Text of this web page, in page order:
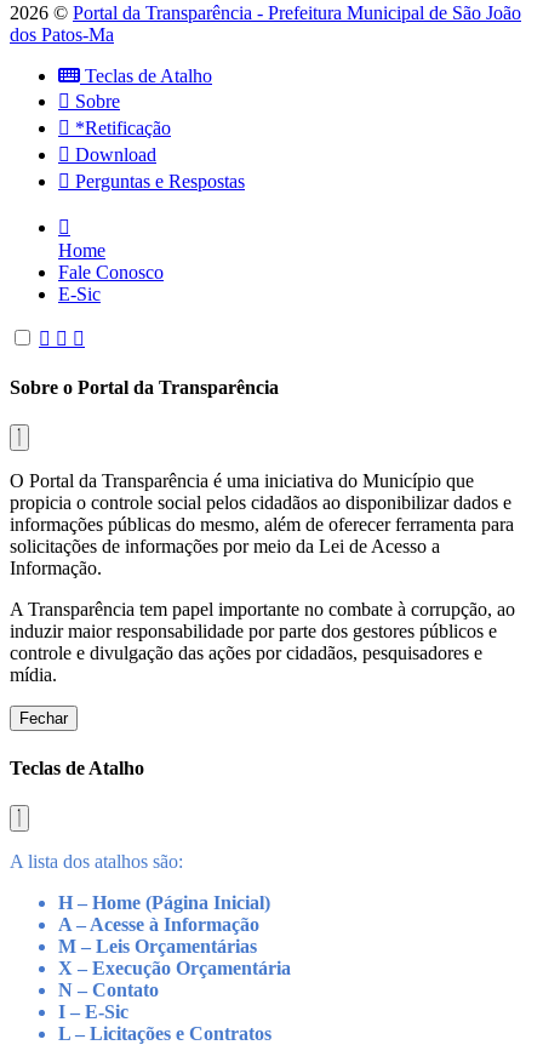
2026 © Portal da Transparência - Prefeitura Municipal de São João
dos Patos-Ma
Teclas de Atalho
Sobre
*Retificação
Download
Perguntas e Respostas
Home
Fale Conosco
E-Sic
Sobre o Portal da Transparência
O Portal da Transparência é uma iniciativa do Município que
propicia o controle social pelos cidadãos ao disponibilizar dados e
informações públicas do mesmo, além de oferecer ferramenta para
solicitações de informações por meio da Lei de Acesso a
Informação.
A Transparência tem papel importante no combate à corrupção, ao
induzir maior responsabilidade por parte dos gestores públicos e
controle e divulgação das ações por cidadãos, pesquisadores e
mídia.
Fechar
Teclas de Atalho
A lista dos atalhos são:
H – Home (Página Inicial)
A – Acesse à Informação
M – Leis Orçamentárias
X – Execução Orçamentária
N – Contato
I – E-Sic
L – Licitações e Contratos